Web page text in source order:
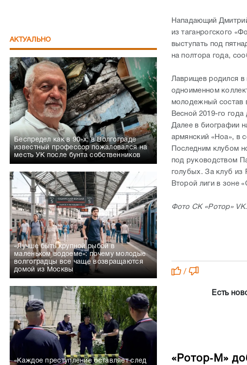
АКТУАЛЬНО
Беспредел как в 90-х: в Волгограде
известный профессор пожаловался на
месть УК после бунта собственников
«Лучше быть крупной рыбой в
маленьком водоеме»: почему молодые
волгоградцы все чаще возвращаются
домой из Москвы
«Каждое преступление оставляет след
Нападающий
из таганрогского
выступать под
на полтора года,
Лаврищев родился в
одноименном
молодежный состав
Весной 2019-го
Далее в биографии
армянский «Ноа», в
Последним клубом
под руководством
голубых. За клуб из
Второй лиги в зоне
Фото СК «Ротор»
/
Есть
«Ротор‑М»